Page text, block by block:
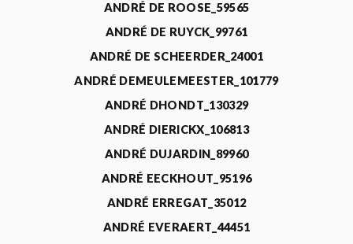
ANDRÉ DE ROOSE_59565
ANDRÉ DE RUYCK_99761
ANDRÉ DE SCHEERDER_24001
ANDRÉ DEMEULEMEESTER_101779
ANDRÉ DHONDT_130329
ANDRÉ DIERICKX_106813
ANDRÉ DUJARDIN_89960
ANDRÉ EECKHOUT_95196
ANDRÉ ERREGAT_35012
ANDRÉ EVERAERT_44451